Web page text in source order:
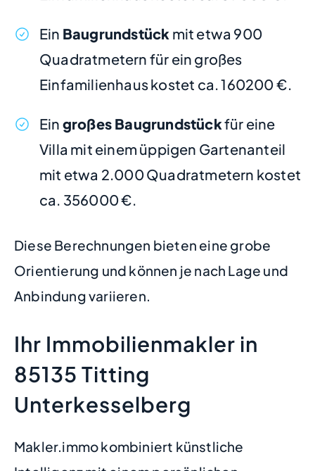
Ein Baugrundstück mit etwa 900
Quadratmetern für ein großes
Einfamilienhaus kostet ca. 160200 €.
Ein großes Baugrundstückfür eine
Villa mit einem üppigen Gartenanteil
mit etwa 2.000 Quadratmetern kostet
ca. 356000 €.
Diese Berechnungen bieten eine grobe
Orientierung und können je nach Lage und
Anbindung variieren.
Ihr Immobilienmakler in
85135 Titting
Unterkesselberg
Makler.immo kombiniert künstliche